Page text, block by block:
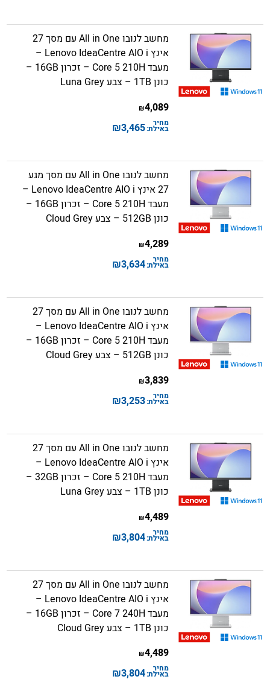
מחשב לנובו All in One עם מסך 27
אינץ Lenovo IdeaCentre AIO i –
מעבד Core 5 210H – זכרון 16GB –
כונן 1TB – צבע Luna Grey
4,089
₪
מחיר
באילת:3,465
₪
מחשב לנובו All in One עם מסך מגע
27 אינץ Lenovo IdeaCentre AIO i –
מעבד Core 5 210H – זכרון 16GB –
כונן 512GB – צבע Cloud Grey
4,289
₪
מחיר
באילת:3,634
₪
מחשב לנובו All in One עם מסך 27
אינץ Lenovo IdeaCentre AIO i –
מעבד Core 5 210H – זכרון 16GB –
כונן 512GB – צבע Cloud Grey
3,839
₪
מחיר
באילת:3,253
₪
מחשב לנובו All in One עם מסך 27
אינץ Lenovo IdeaCentre AIO i –
מעבד Core 5 210H – זכרון 32GB –
כונן 1TB – צבע Luna Grey
4,489
₪
מחיר
באילת:3,804
₪
מחשב לנובו All in One עם מסך 27
אינץ Lenovo IdeaCentre AIO i –
מעבד Core 7 240H – זכרון 16GB –
כונן 1TB – צבע Cloud Grey
4,489
₪
מחיר
באילת:3,804
₪